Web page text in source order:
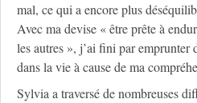
mal, ce qui a encore plus
Avec ma devise « être prête à
les autres », j’ai fini par emprunter
dans la vie à cause de ma
Sylvia a traversé de nombreuses